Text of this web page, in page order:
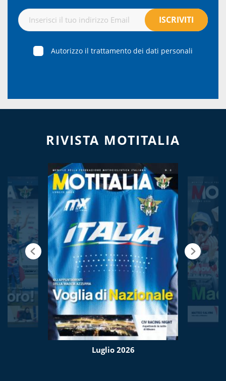
Autorizzo il trattamento dei dati personali
RIVISTA MOTITALIA
Luglio 2026